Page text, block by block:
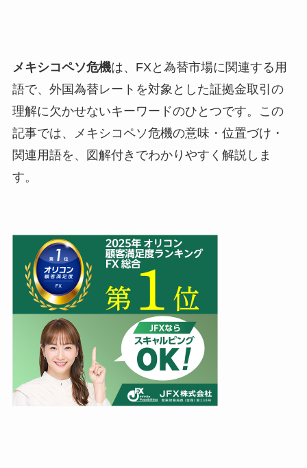
メキシコペソ危機は、FXと為替市場に関連する用
語で、外国為替レートを対象とした証拠金取引の
理解に欠かせないキーワードのひとつです。この
記事では、メキシコペソ危機の意味・位置づけ・
関連用語を、図解付きでわかりやすく解説しま
す。